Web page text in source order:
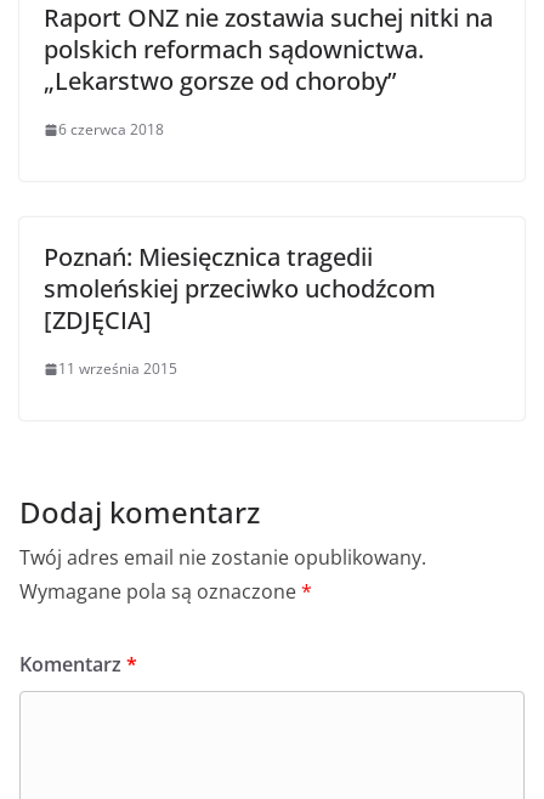
Raport ONZ nie zostawia suchej nitki na
polskich reformach sądownictwa.
„Lekarstwo gorsze od choroby”
6 czerwca 2018
Poznań: Miesięcznica tragedii
smoleńskiej przeciwko uchodźcom
[ZDJĘCIA]
11 września 2015
Dodaj komentarz
Twój adres email nie zostanie opublikowany.
Wymagane pola są oznaczone*
Komentarz *